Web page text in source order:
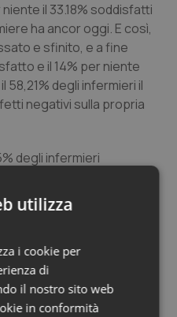
il 33.18% soddisfatti
ha ancor oggi. E così,
e sfinito, e a fine
e il 14% per niente
degli infermieri il
negativi sulla propria
degli infermieri
Anche perché il 57,3%
i pazienti. Alla fine,
quello che si pensa
e le condizioni
infermieri non
31,28% è poco d’accordo
utilizza
i cookie per
di
il nostro sito web
in conformità